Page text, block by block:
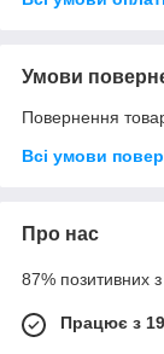
Умови
Повернення
Всі умови
Про нас
87% позитивних з
Працює з